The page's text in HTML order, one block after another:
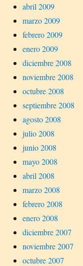
abril 2009
marzo 2009
febrero 2009
enero 2009
diciembre 2008
noviembre 2008
octubre 2008
septiembre 2008
agosto 2008
julio 2008
junio 2008
mayo 2008
abril 2008
marzo 2008
febrero 2008
enero 2008
diciembre 2007
noviembre 2007
octubre 2007